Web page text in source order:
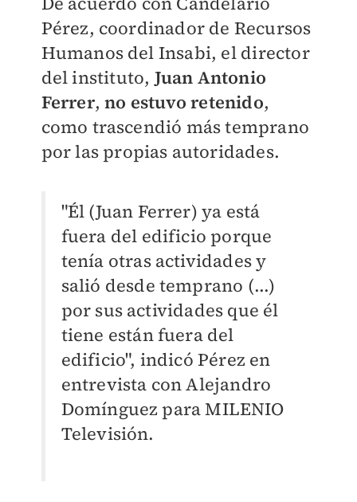
Pérez, coordinador de Recursos
Humanos del Insabi, el director
del instituto, Juan Antonio
Ferrer, no estuvo retenido,
como trascendió más temprano
por las propias autoridades.
"Él (Juan Ferrer) ya está
fuera del edificio porque
tenía otras actividades y
salió desde temprano (...)
por sus actividades que él
tiene están fuera del
edificio", indicó Pérez en
entrevista con Alejandro
Domínguez para MILENIO
Televisión.